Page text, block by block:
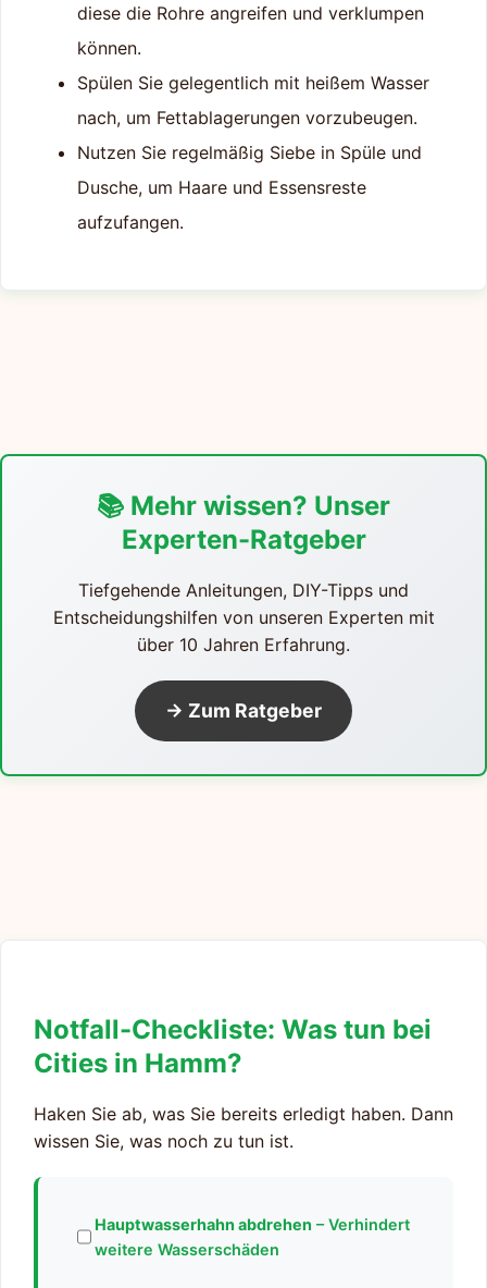
diese die Rohre angreifen und verklumpen
können.
Spülen Sie gelegentlich mit heißem Wasser
nach, um Fettablagerungen vorzubeugen.
Nutzen Sie regelmäßig Siebe in Spüle und
Dusche, um Haare und Essensreste
aufzufangen.
📚 Mehr wissen? Unser
Experten-Ratgeber
Tiefgehende Anleitungen, DIY-Tipps und
Entscheidungshilfen von unseren Experten mit
über 10 Jahren Erfahrung.
→ Zum Ratgeber
Notfall-Checkliste: Was tun bei
Cities in Hamm?
Haken Sie ab, was Sie bereits erledigt haben. Dann
wissen Sie, was noch zu tun ist.
Hauptwasserhahn abdrehen – Verhindert
weitere Wasserschäden